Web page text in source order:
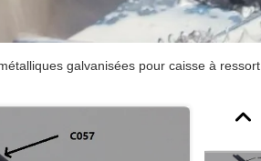
galvanisées pour caisse à ressort